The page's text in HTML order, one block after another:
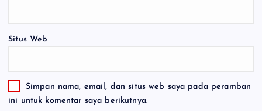
Situs Web
Simpan nama, email, dan situs web saya pada peramban
ini untuk komentar saya berikutnya.